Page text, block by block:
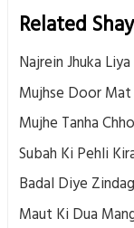
Related
Najrein Jhuka
Mujhse Door Mat
Mujhe Tanha
Subah Ki Pehli
Badal Diye
Maut Ki Dua